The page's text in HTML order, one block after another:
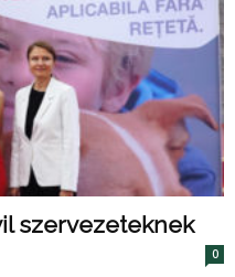
szervezeteknek
0